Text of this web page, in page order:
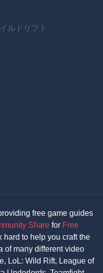
ルドリフト
free game guides
Share for Free
hard to help you craft the
of many different video
LoL: Wild Rift, League of